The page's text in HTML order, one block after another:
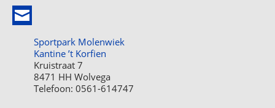
Sportpark Molenwiek
Kantine ’t Korfien
Kruistraat 7
8471 HH Wolvega
Telefoon: 0561-614747